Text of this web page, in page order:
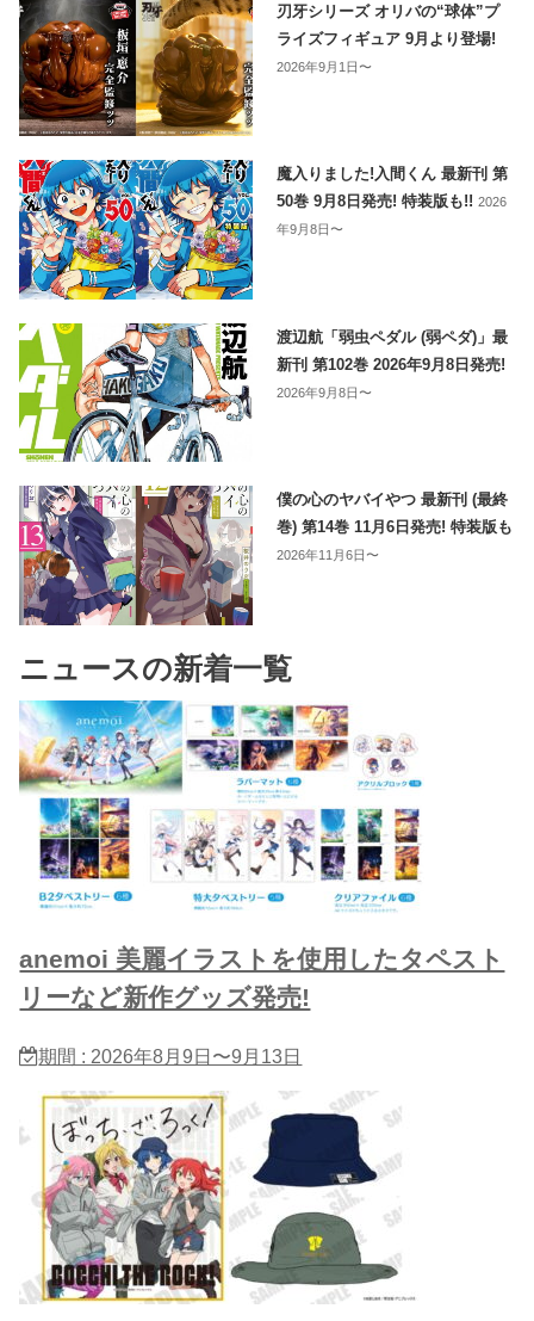
刃牙シリーズ オリバの“球体”プ
ライズフィギュア 9月より登場!
2026年9月1日〜
魔入りました!入間くん 最新刊 第
50巻 9月8日発売! 特装版も!!2026
年9月8日〜
渡辺航「弱虫ペダル (弱ペダ)」最
新刊 第102巻 2026年9月8日発売!
2026年9月8日〜
僕の心のヤバイやつ 最新刊 (最終
巻) 第14巻 11月6日発売! 特装版も
2026年11月6日〜
ニュースの新着一覧
anemoi 美麗イラストを使用したタペスト
リーなど新作グッズ発売!
期間 : 2026年8月9日〜9月13日